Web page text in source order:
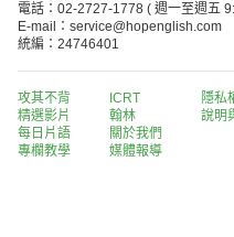
電話：02-2727-1778 ( 週一至週五
E-mail：service@hopenglish.com
統編：24746401
攻其不背
精選影片
每日片語
專欄教學
ICRT
翰林
關於我們
媒體報導
隱私
說明